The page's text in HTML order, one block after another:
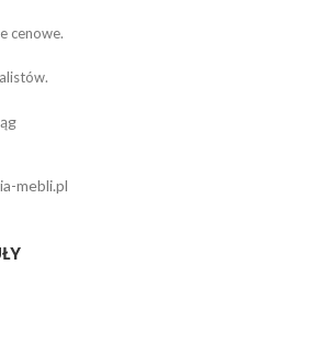
cenowe.
mebli.pl